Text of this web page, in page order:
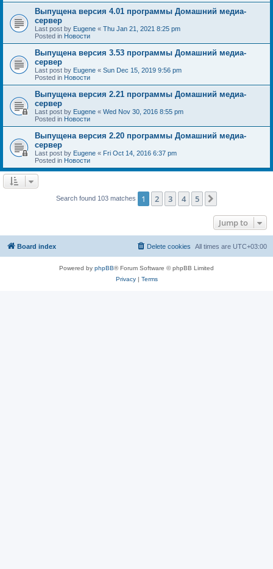
Выпущена версия 4.01 программы Домашний медиа-
сервер
Last post by Eugene « Thu Jan 21, 2021 8:25 pm
Posted in Новости
Выпущена версия 3.53 программы Домашний медиа-
сервер
Last post by Eugene « Sun Dec 15, 2019 9:56 pm
Posted in Новости
Выпущена версия 2.21 программы Домашний медиа-
сервер
Last post by Eugene « Wed Nov 30, 2016 8:55 pm
Posted in Новости
Выпущена версия 2.20 программы Домашний медиа-
сервер
Last post by Eugene « Fri Oct 14, 2016 6:37 pm
Posted in Новости
Search found 103 matches 1 2 3 4 5
Jump to
Board index All times are UTC+03:00
Delete cookies
Powered by phpBB® Forum Software © phpBB Limited
Privacy| Terms